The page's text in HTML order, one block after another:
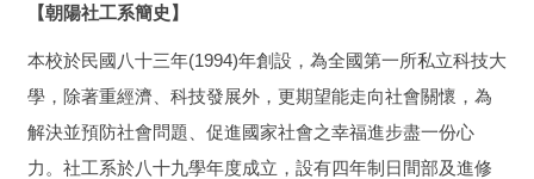
【朝陽社工系簡史】
本校於民國八十三年(1994)年創設，為全國第一所私立科技大
學，除著重經濟、科技發展外，更期望能走向社會關懷，為
解決並預防社會問題、促進國家社會之幸福進步盡一份心
力。社工系於八十九學年度成立，設有四年制日間部及進修